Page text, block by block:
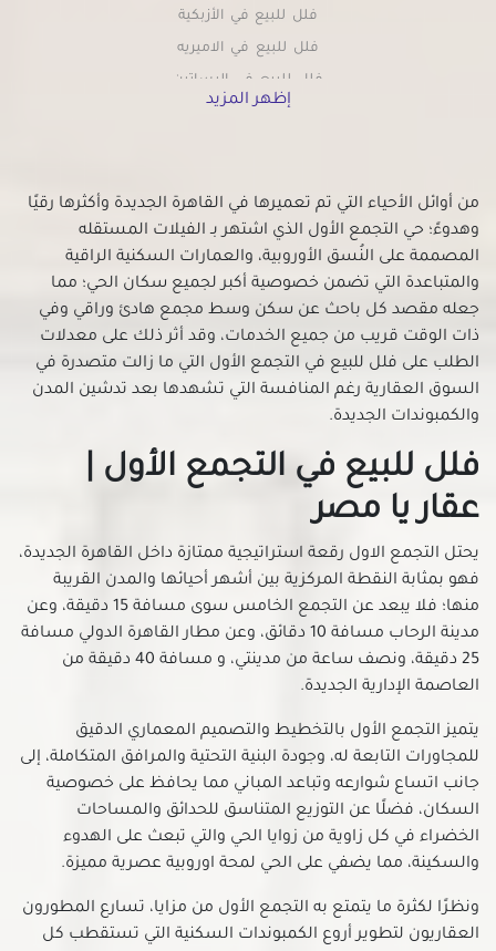
فلل للبيع في الأزبكية
فلل للبيع في الاميريه
فلل للبيع في البساتين
فلل للبيع في التبين
فلل للبيع في الجمالية
فلل للبيع في الحسين
فلل للبيع في الحى السابع بمدينة نصر
فلل للبيع في الحى العاشر بمدينة نصر
فلل للبيع في الخلفاوي
فلل للبيع في الخليفة
فلل للبيع في الدرب الأحمر
فلل للبيع في الزمالك
فلل للبيع في الساحل بالقاهرة
فلل للبيع في السلام
فلل للبيع في السيدة زينب
فلل للبيع في السيدة عائشة
فلل للبيع في الشرابية
فلل للبيع في الشروق
فلل للبيع في العاصمة الادارية الجديدة
فلل للبيع في العباسية
فلل للبيع في العبور الجديدة
فلل للبيع في القاهرة الجديدة
فلل للبيع في القطامية
فلل للبيع في الكوربة
فلل للبيع في المرج
إظهر المزيد
من أوائل الأحياء التي تم تعميرها في القاهرة الجديدة وأكثرها رقيًا
وهدوءً؛ حي التجمع الأول الذي اشتهر بـ الفيلات المستقله
المصممة على النُسق الأوروبية، والعمارات السكنية الراقية
والمتباعدة التي تضمن خصوصية أكبر لجميع سكان الحي؛ مما
جعله مقصد كل باحث عن سكن وسط مجمع هادئ وراقي وفي
ذات الوقت قريب من جميع الخدمات، وقد أثر ذلك على معدلات
الطلب على فلل للبيع في التجمع الأول التي ما زالت متصدرة في
السوق العقارية رغم المنافسة التي تشهدها بعد تدشين المدن
والكمبوندات الجديدة.
فلل للبيع في التجمع الأول |
عقار يا مصر
يحتل التجمع الاول رقعة استراتيجية ممتازة داخل القاهرة الجديدة،
فهو بمثابة النقطة المركزية بين أشهر أحيائها والمدن القريبة
منها؛ فلا يبعد عن التجمع الخامس سوى مسافة 15 دقيقة، وعن
مدينة الرحاب مسافة 10 دقائق، وعن مطار القاهرة الدولي مسافة
25 دقيقة، ونصف ساعة من مدينتي، و مسافة 40 دقيقة من
العاصمة الإدارية الجديدة.
يتميز التجمع الأول بالتخطيط والتصميم المعماري الدقيق
للمجاورات التابعة له، وجودة البنية التحتية والمرافق المتكاملة، إلى
جانب اتساع شوارعه وتباعد المباني مما يحافظ على خصوصية
السكان، فضلًا عن التوزيع المتناسق للحدائق والمساحات
الخضراء في كل زاوية من زوايا الحي والتي تبعث على الهدوء
والسكينة، مما يضفي على الحي لمحة اوروبية عصرية مميزة.
ونظرًا لكثرة ما يتمتع به التجمع الأول من مزايا، تسارع المطورون
العقاريون لتطوير أروع الكمبوندات السكنية التي تستقطب كل